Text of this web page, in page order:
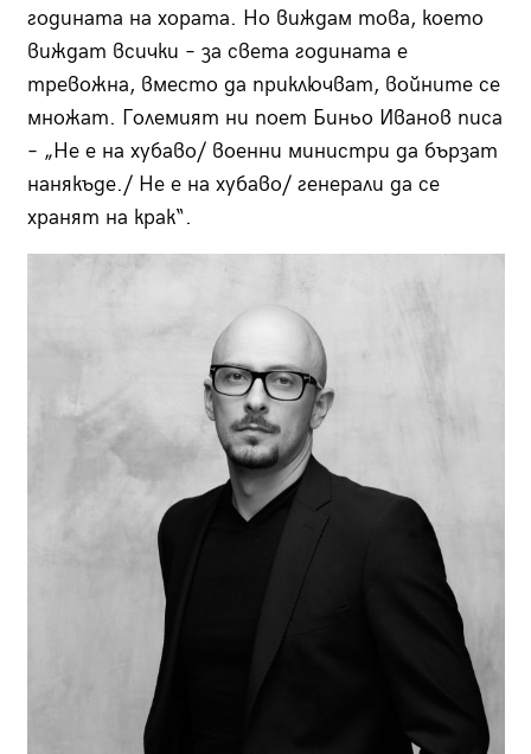
годината на хората. Но виждам това, което
виждат всички – за света годината е
тревожна, вместо да приключват, войните се
множат. Големият ни поет Биньо Иванов писа
– „Не е на хубаво/ военни министри да бързат
нанякъде./ Не е на хубаво/ генерали да се
хранят на крак“.